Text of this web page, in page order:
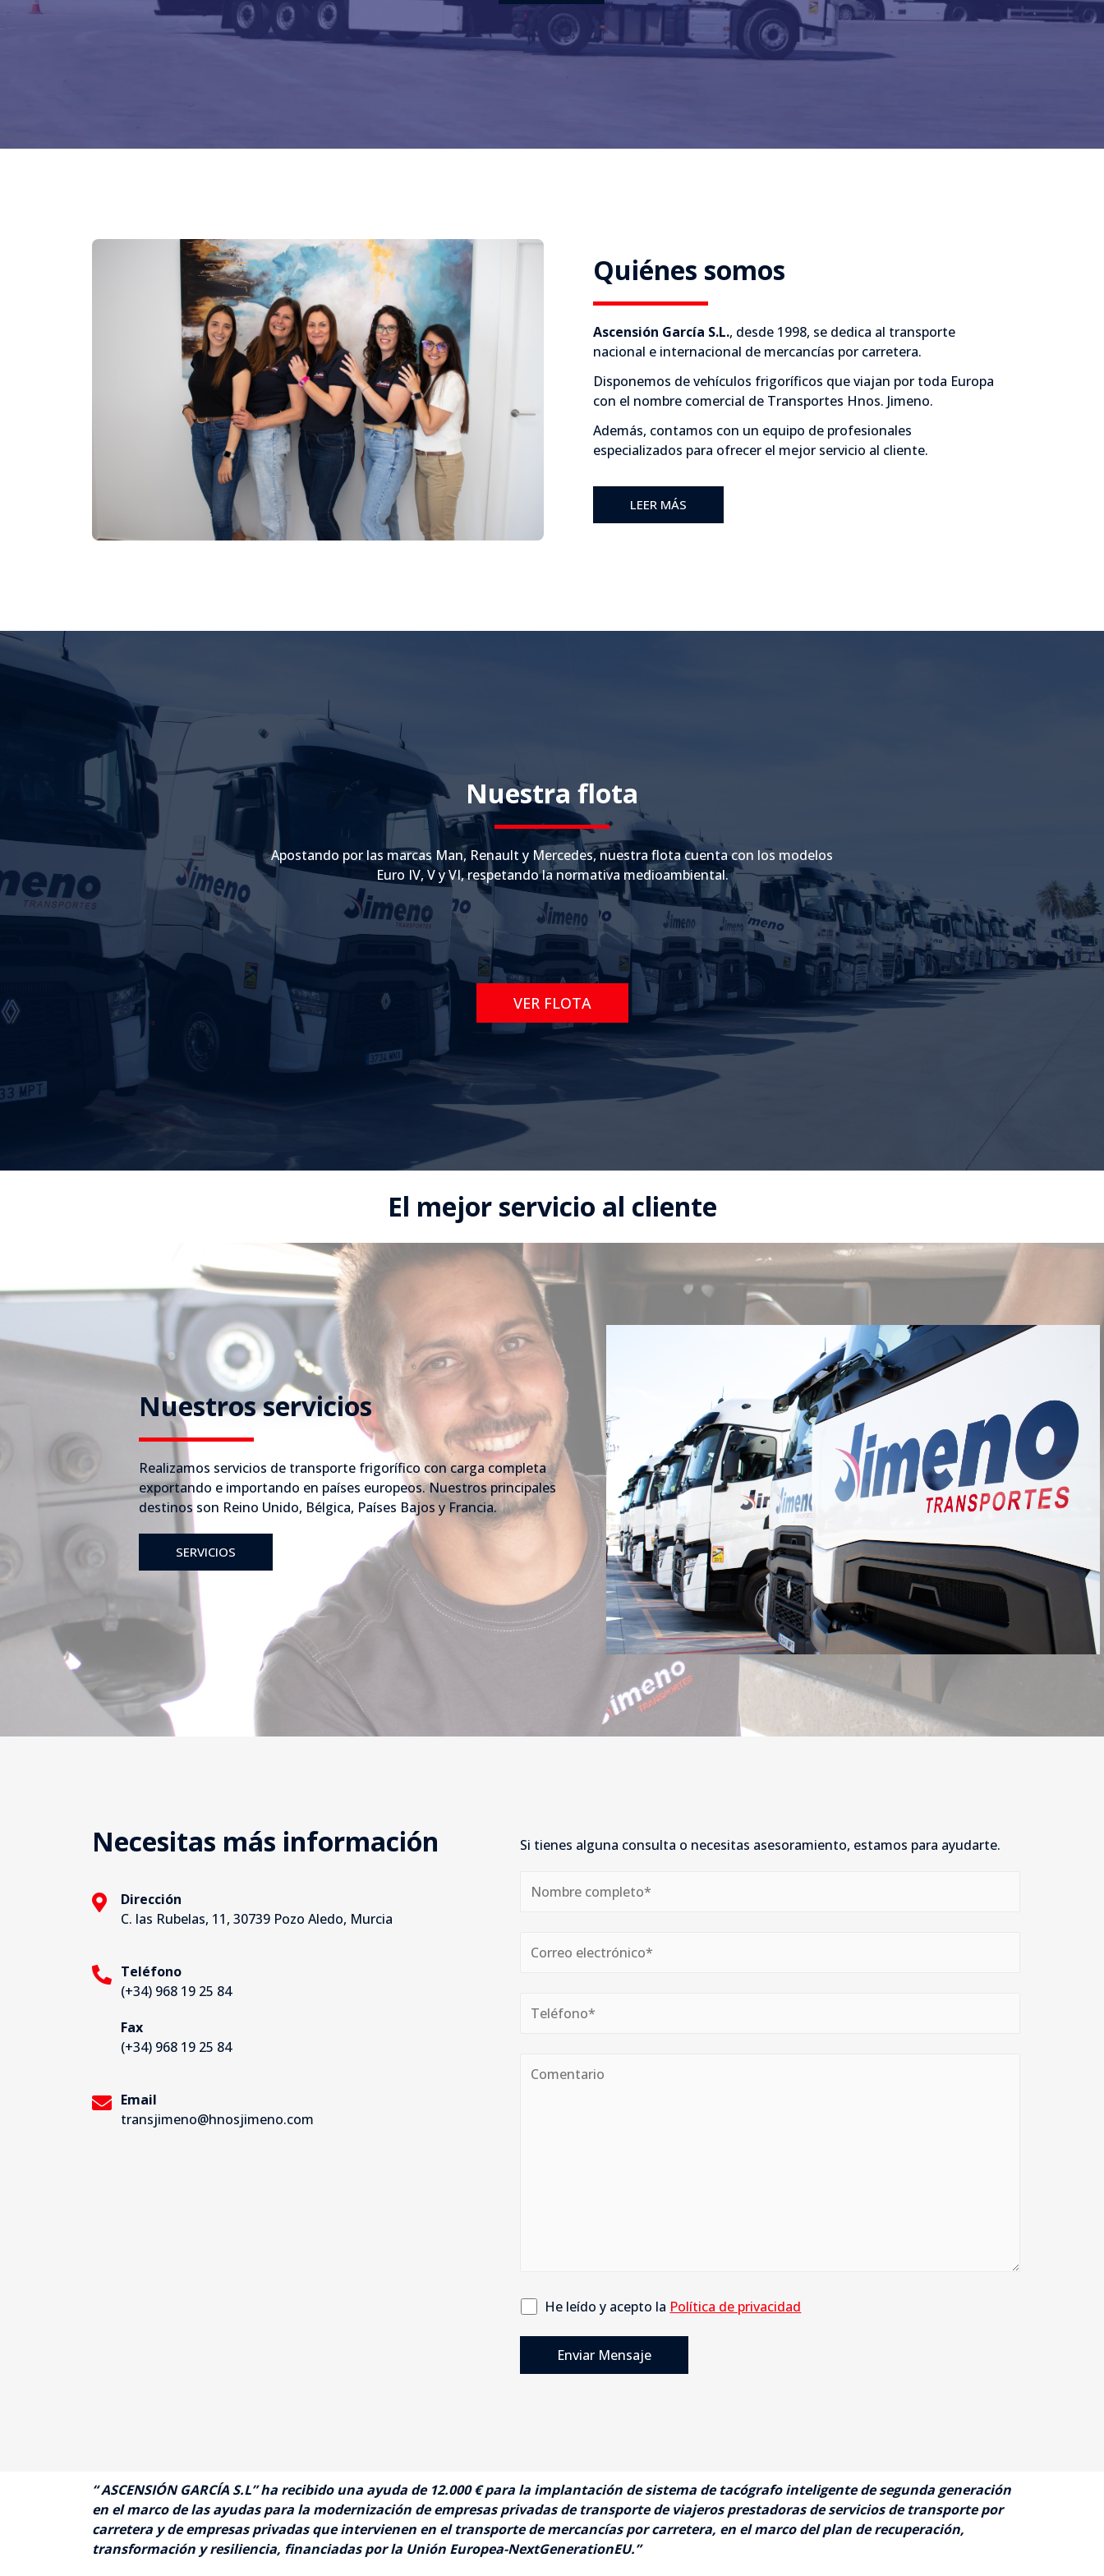
Quiénes somos
Ascensión García S.L., desde 1998, se dedica al transporte
nacional e internacional de mercancías por carretera.
Disponemos de vehículos frigoríficos que viajan por toda Europa
con el nombre comercial de Transportes Hnos. Jimeno.
Además, contamos con un equipo de profesionales
especializados para ofrecer el mejor servicio al cliente.
LEER MÁS
Nuestra flota
Apostando por las marcas Man, Renault y Mercedes, nuestra flota cuenta con los modelos
Euro IV, V y VI, respetando la normativa medioambiental.
VER FLOTA
El mejor servicio al cliente
Nuestros servicios
Realizamos servicios de transporte frigorífico con carga completa
exportando e importando en países europeos. Nuestros principales
destinos son Reino Unido, Bélgica, Países Bajos y Francia.
SERVICIOS
Necesitas más información
Dirección
C. las Rubelas, 11, 30739 Pozo Aledo, Murcia
Teléfono
(+34) 968 19 25 84
Fax
(+34) 968 19 25 84
Email
transjimeno@hnosjimeno.com
Si tienes alguna consulta o necesitas asesoramiento, estamos para ayudarte.
He leído y acepto la Política de privacidad
“ ASCENSIÓN GARCÍA S.L”ha recibido una ayuda de 12.000€ para la implantación de sistema de tacógrafo inteligente de segunda generación
en el marco de las ayudas para la modernización de empresas privadas de transporte de viajeros prestadoras de servicios de transporte por
carretera y de empresas privadas que intervienen en el transporte de mercancías por carretera, en el marco del plan de recuperación,
transformación y resiliencia, financiadas por la Unión Europea-NextGenerationEU.”